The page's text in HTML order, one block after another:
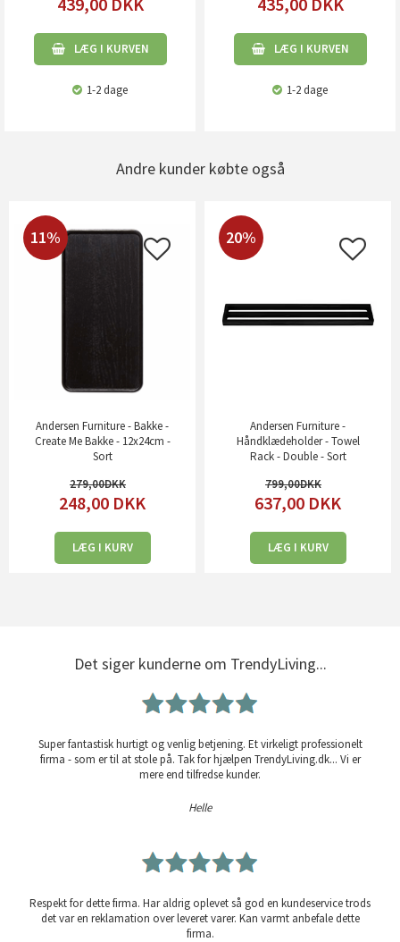
LÆG I KURVEN
1-2 dage
LÆG I KURVEN
1-2 dage
Andre kunder købte også
11%
Andersen Furniture - Bakke -
Create Me Bakke - 12x24cm -
Sort
279,00
248,00 DKK
LÆG I KURV
20%
Andersen Furniture -
Håndklædeholder - Towel
Rack - Double - Sort
799,00
637,00 DKK
LÆG I KURV
Det siger kunderne om TrendyLiving...
Super fantastisk hurtigt og venlig betjening. Et virkeligt professionelt
firma - som er til at stole på. Tak for hjælpen TrendyLiving.dk... Vi er
mere end tilfredse kunder.
Helle
Respekt for dette firma. Har aldrig oplevet så god en kundeservice trods
det var en reklamation over leveret varer. Kan varmt anbefale dette
firma.